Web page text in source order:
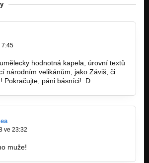
7:45
hodnotná kapela, úrovní textů
národním velikánům, jako Záviš, či
Pokračujte, páni básníci! :D
ve 23:32
muže!